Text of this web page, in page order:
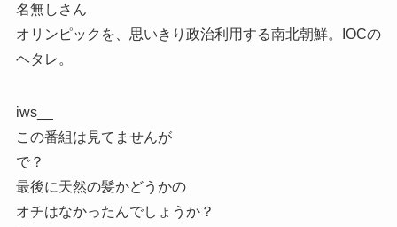
名無しさん
オリンピックを、思いきり政治利用する南北朝鮮。IOCの
ヘタレ。
iws__
この番組は見てませんが
で？
最後に天然の髪かどうかの
オチはなかったんでしょうか？